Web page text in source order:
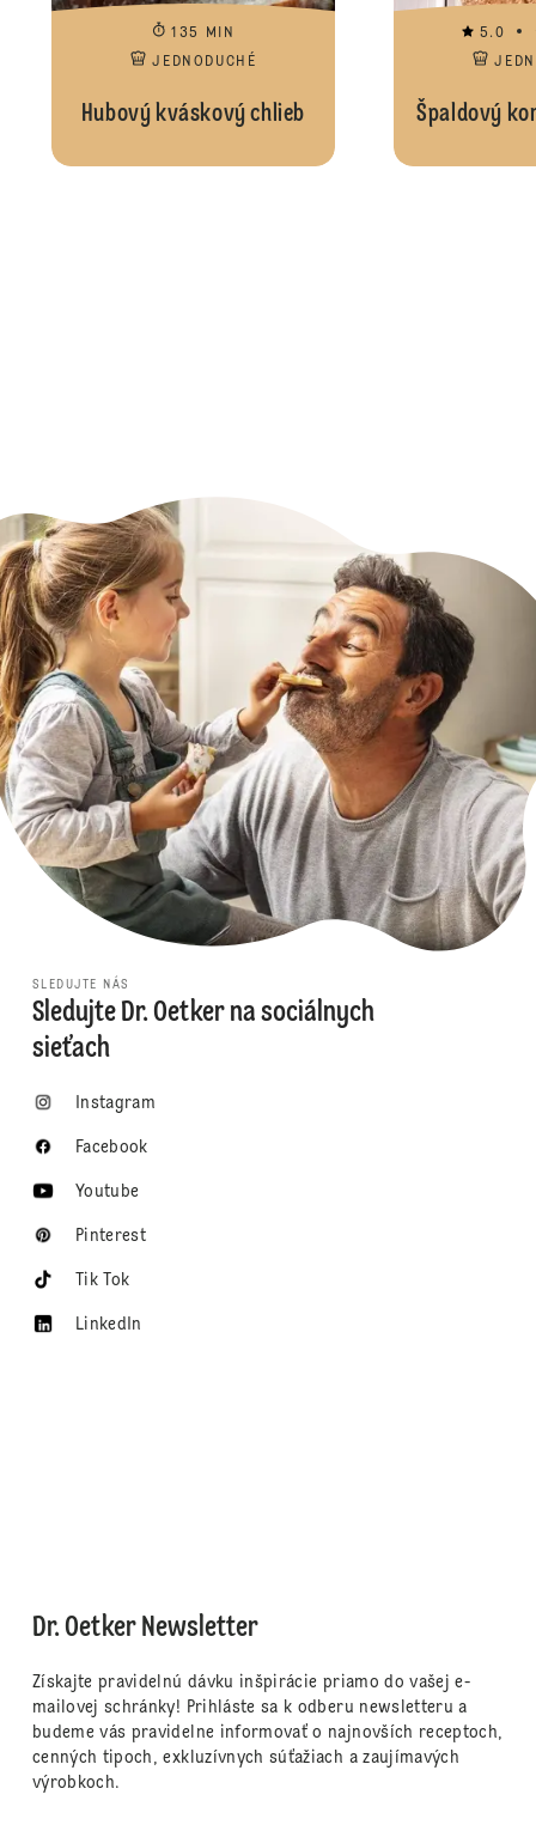
135 MIN
JEDNODUCHÉ
Hubový kváskový chlieb
5.0
Špaldový
SLEDUJTE NÁS
Sledujte Dr. Oetker na sociálnych
sieťach
Instagram
Facebook
Youtube
Pinterest
Tik Tok
LinkedIn
Dr. Oetker Newsletter
Získajte pravidelnú dávku inšpirácie priamo do vašej e-
mailovej schránky! Prihláste sa k odberu newsletteru a
budeme vás pravidelne informovať o najnovších receptoch,
cenných tipoch, exkluzívnych súťažiach a zaujímavých
výrobkoch.